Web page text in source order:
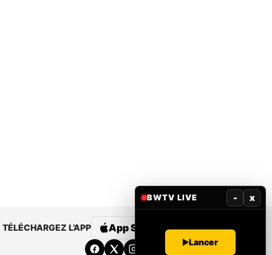
TÉLÉCHARGEZ L’APP App Store Google Play
BWTV LIVE - x
Lancer